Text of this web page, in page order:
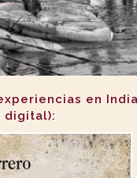
en
digital):